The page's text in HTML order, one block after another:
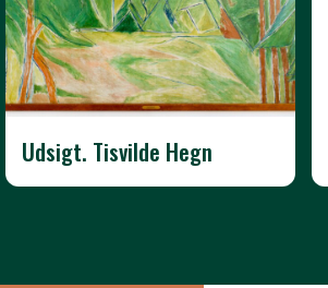
Udsigt. Tisvilde Hegn